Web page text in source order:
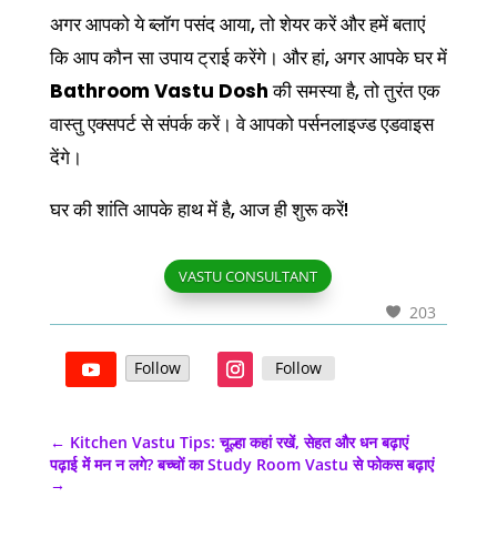
अगर आपको ये ब्लॉग पसंद आया, तो शेयर करें और हमें बताएं
कि आप कौन सा उपाय ट्राई करेंगे। और हां, अगर आपके घर में
Bathroom Vastu Doshकी समस्या है, तो तुरंत एक
वास्तु एक्सपर्ट से संपर्क करें। वे आपको पर्सनलाइज्ड एडवाइस
देंगे।
घर की शांति आपके हाथ में है, आज ही शुरू करें!
VASTU CONSULTANT
203
Follow Follow
← Kitchen Vastu Tips: चूल्हा कहां रखें, सेहत और धन बढ़ाएं
पढ़ाई में मन न लगे? बच्चों का Study Room Vastu से फोकस बढ़ाएं
→